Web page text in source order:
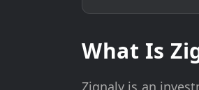
What Is
Zignaly is an